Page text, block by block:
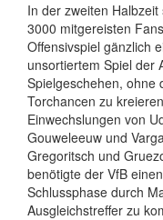
In der zweiten
3000 mitgereisten
Offensivspiel gänzlich
unsortiertem Spiel der
Spielgeschehen, ohne
Torchancen zu
Einwechslungen von
Gouweleeuw und
Gregoritsch und
benötigte der VfB
Schlussphase durch
Ausgleichstreffer zu